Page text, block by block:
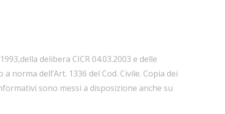
delibera CICR 04.03.2003 e delle
dell’Art. 1336 del Cod. Civile. Copia dei
sono messi a disposizione anche su